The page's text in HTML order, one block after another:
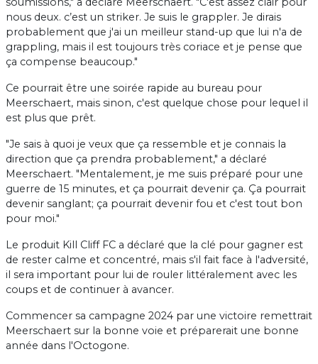
nous deux. c’est un striker. Je suis le grappler. Je dirais
probablement que j'ai un meilleur stand-up que lui n'a de
grappling, mais il est toujours très coriace et je pense que
ça compense beaucoup."
Ce pourrait être une soirée rapide au bureau pour
Meerschaert, mais sinon, c'est quelque chose pour lequel il
est plus que prêt.
"Je sais à quoi je veux que ça ressemble et je connais la
direction que ça prendra probablement," a déclaré
Meerschaert. "Mentalement, je me suis préparé pour une
guerre de 15 minutes, et ça pourrait devenir ça. Ça pourrait
devenir sanglant; ça pourrait devenir fou et c'est tout bon
pour moi."
Le produit Kill Cliff FC a déclaré que la clé pour gagner est
de rester calme et concentré, mais s'il fait face à l'adversité,
il sera important pour lui de rouler littéralement avec les
coups et de continuer à avancer.
Commencer sa campagne 2024 par une victoire remettrait
Meerschaert sur la bonne voie et préparerait une bonne
année dans l'Octogone.